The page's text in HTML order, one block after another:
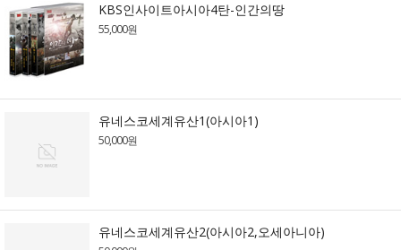
KBS인사이트아시아4탄-인간의땅
55,000원
유네스코세계유산1(아시아1)
50,000원
유네스코세계유산2(아시아2,오세아니아)